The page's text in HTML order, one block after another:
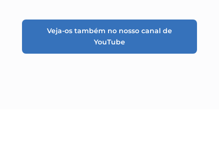
Veja-os também no nosso canal de
YouTube